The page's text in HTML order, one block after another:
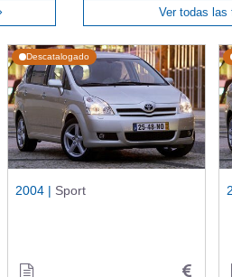
Ver todas las
Descatalogado
2004 | Sport